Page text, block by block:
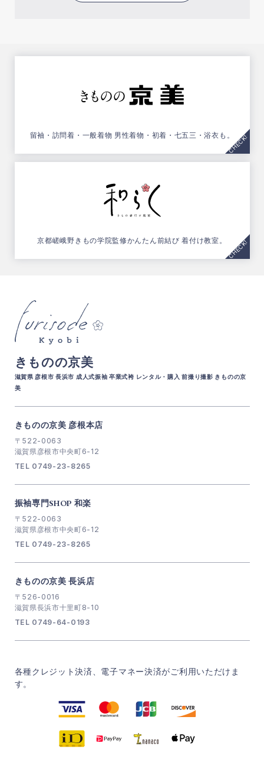
留袖・訪問着・一般着物 男性着物・初着・七五三・浴衣も。
京都嵯峨野きもの学院監修かんたん前結び 着付け教室。
きものの京美
滋賀県 彦根市 長浜市 成人式振袖 卒業式袴 レンタル・購入 前撮り撮影 きものの京
美
きものの京美 彦根本店
〒522-0063
滋賀県彦根市中央町6-12
TEL 0749-23-8265
振袖専門SHOP 和楽
〒522-0063
滋賀県彦根市中央町6-12
TEL 0749-23-8265
きものの京美 長浜店
〒526-0016
滋賀県長浜市十里町8-10
TEL 0749-64-0193
各種クレジット決済、電子マネー決済がご利用いただけま
す。